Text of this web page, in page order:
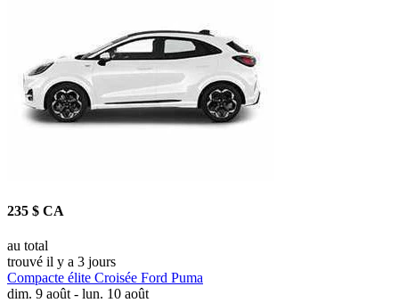
235 $ CA
au total
trouvé il y a 3 jours
Compacte élite Croisée Ford Puma
dim. 9 août - lun. 10 août